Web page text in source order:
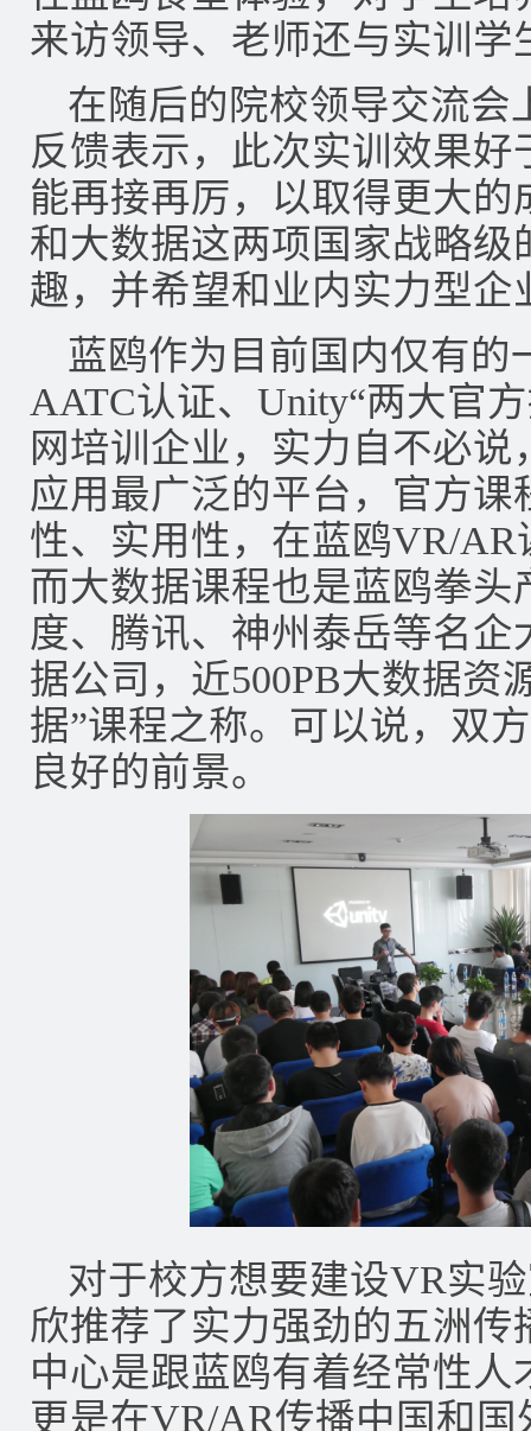
来访领导、老师还与实训
在随后的院校领导交流会
反馈表示，此次实训效果
能再接再厉，以取得更大
和大数据这两项国家战略
趣，并希望和业内实力型企
蓝鸥作为目前国内仅有的
AATC认证、Unity“两大官
网培训企业，实力自不必
应用最广泛的平台，官方
性、实用性，在蓝鸥VR/
而大数据课程也是蓝鸥拳
度、腾讯、神州泰岳等名
据公司，近500PB大数据资
据”课程之称。可以说，双
良好的前景。
对于校方想要建设VR实
欣推荐了实力强劲的五洲
中心是跟蓝鸥有着经常性
更是在VR/AR传播中国和